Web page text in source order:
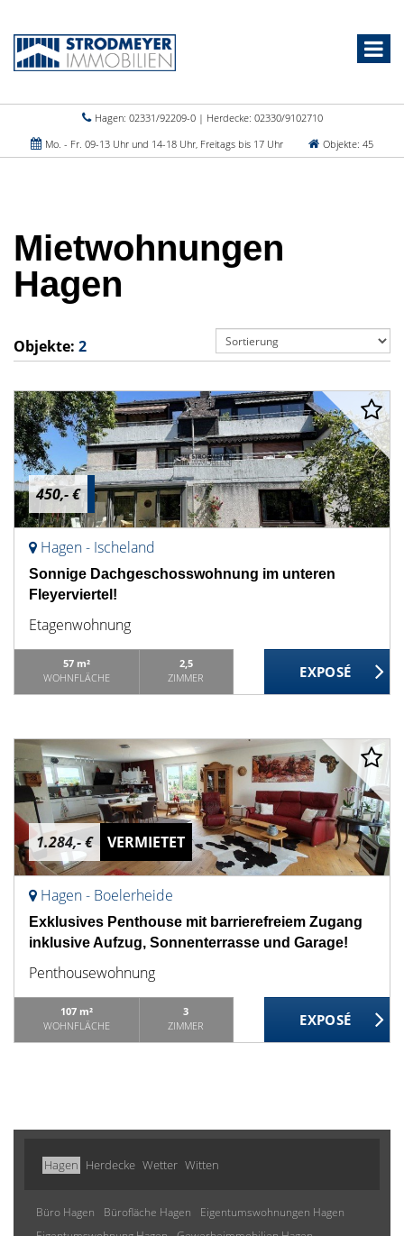
Hagen: 02331/92209-0 | Herdecke: 02330/9102710
Mo. - Fr. 09-13 Uhr und 14-18 Uhr, Freitags bis 17 Uhr
Objekte: 45
Mietwohnungen
Hagen
Objekte: 2
450,- €
Hagen - Ischeland
Sonnige Dachgeschosswohnung im unteren
Fleyerviertel!
Etagenwohnung
57 m²
WOHNFLÄCHE
2,5
ZIMMER
1.284,- € VERMIETET
Hagen - Boelerheide
Exklusives Penthouse mit barrierefreiem Zugang
inklusive Aufzug, Sonnenterrasse und Garage!
Penthousewohnung
107 m²
WOHNFLÄCHE
3
ZIMMER
Hagen Herdecke Wetter Witten
Büro Hagen Bürofläche Hagen
Eigentumswohnungen Hagen